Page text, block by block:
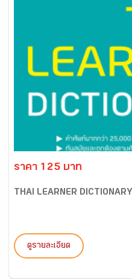
ราคา 125 บาท
THAI LEARNER DICTIONARY
ดูรายละเอียด